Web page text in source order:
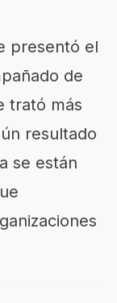
presentó el
de
trató más
resultado
se están